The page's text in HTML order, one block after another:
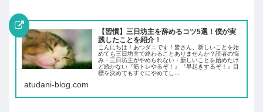
【習慣】三日坊主を辞めるコツ5選！僕が実
践したことを紹介！
こんにちは！あつダニです！皆さん、新しいことを始
めても三日坊主で終わることありませんか？読者の悩
み・三日坊主がやめられない・新しいことを始めたけ
ど続かない『筋トレやるぞ！』『早起きするぞ！』目
標を決めてもすぐにやめてし...
atudani-blog.com